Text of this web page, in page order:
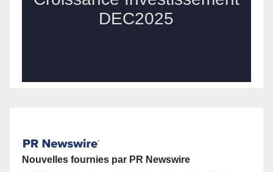
Nouvelles fournies par PR Newswire